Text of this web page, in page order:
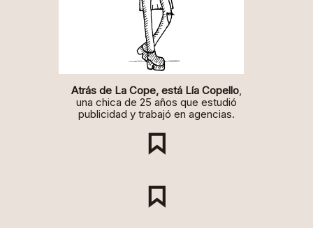
Atrás de La Cope, está Lía Copello,
una chica de 25 años que estudió
publicidad y trabajó en agencias.